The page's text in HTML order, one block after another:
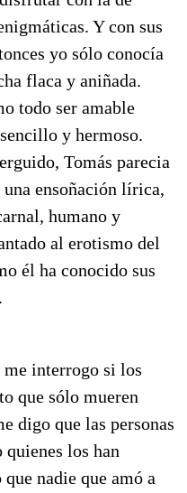
Y con sus
yo sólo conocía
flaca y aniñada.
todo ser amable
y hermoso.
Tomás parecia
ensoñación lírica,
humano y
al erotismo del
él ha conocido sus
me interrogo si los
que sólo mueren
digo que las personas
quienes los han
nadie que amó a